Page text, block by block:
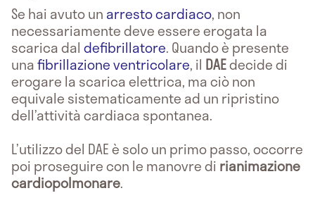
Se hai avuto un arresto cardiaco, non
necessariamente deve essere erogata la
scarica dal defibrillatore. Quando è presente
unafibrillazione ventricolare, il DAEdecide di
erogare la scarica elettrica, ma ciò non
equivale sistematicamente ad un ripristino
dell’attività cardiaca spontanea.
L’utilizzo del DAE è solo un primo passo, occorre
poi proseguire con le manovre di rianimazione
cardiopolmonare.